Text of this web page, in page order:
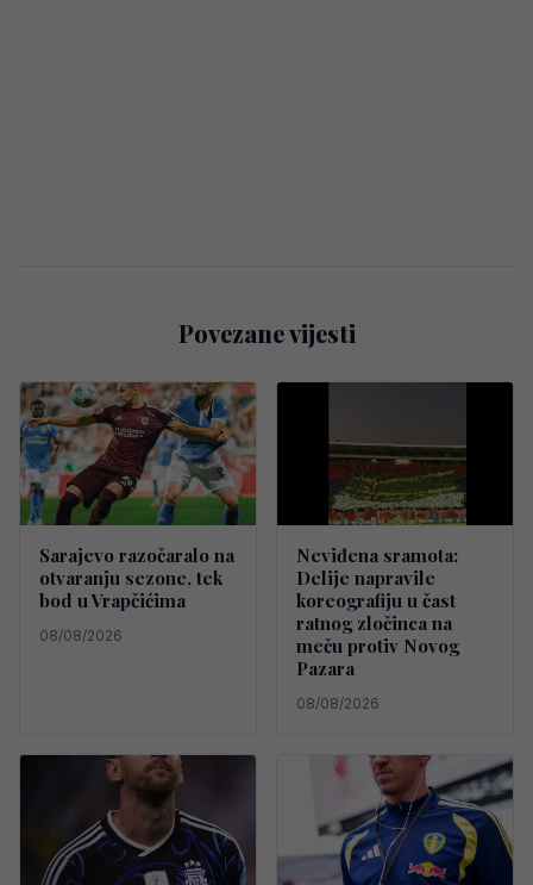
Povezane vijesti
Sarajevo razočaralo na
otvaranju sezone, tek
bod u Vrapčićima
08/08/2026
Neviđena sramota:
Delije napravile
koreografiju u čast
ratnog zločinca na
meču protiv Novog
Pazara
08/08/2026